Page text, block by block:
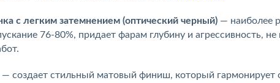
с легким затемнением (оптический черный) — наиболее
76-80%, придает фарам глубину и агрессивность,
— создает стильный матовый финиш, который гармонирует